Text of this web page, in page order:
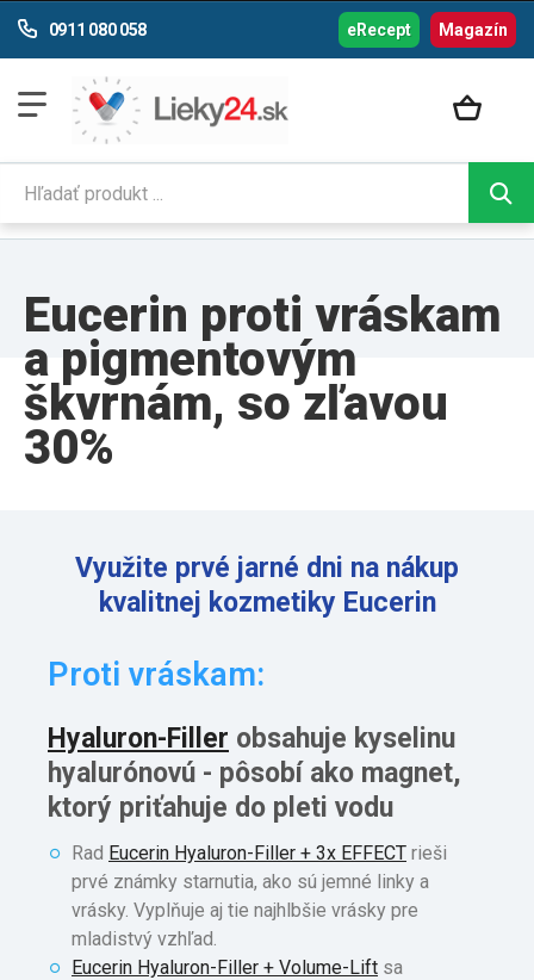
Magazín
0911 080 058 eRecept
Eucerin proti vráskam
a pigmentovým
škvrnám, so zľavou
30%
Využite prvé jarné dni na nákup
kvalitnej kozmetiky Eucerin
Proti vráskam:
Hyaluron-Filler obsahuje kyselinu
hyalurónovú - pôsobí ako magnet,
ktorý priťahuje do pleti vodu
Rad Eucerin Hyaluron-Filler + 3x EFFECT rieši
prvé známky starnutia, ako sú jemné linky a
vrásky. Vyplňuje aj tie najhlbšie vrásky pre
mladistvý vzhľad.
Eucerin Hyaluron-Filler + Volume-Lift sa